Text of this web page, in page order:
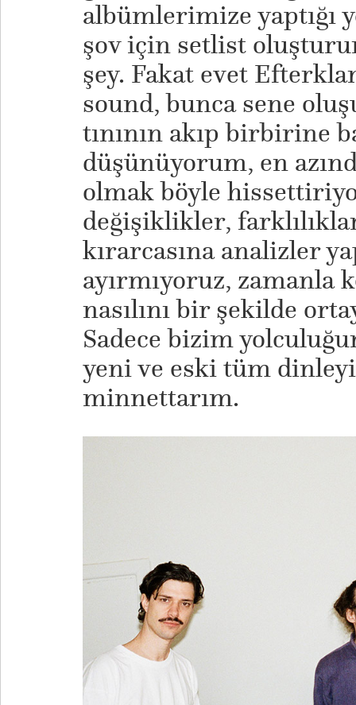
albümlerimize yaptığı
şov için setlist
şey. Fakat evet
sound, bunca sene
tınının akıp birbirine
düşünüyorum, en
olmak böyle
değişiklikler,
kırarcasına analizler
ayırmıyoruz, zamanla
nasılını bir şekilde
Sadece bizim
yeni ve eski tüm
minnettarım.